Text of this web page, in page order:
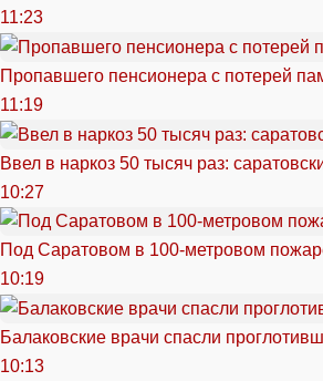
11:23
Пропавшего пенсионера с потерей
11:19
Ввел в наркоз 50 тысяч раз:
10:27
Под Саратовом в 100-метровом
10:19
Балаковские врачи спасли
10:13